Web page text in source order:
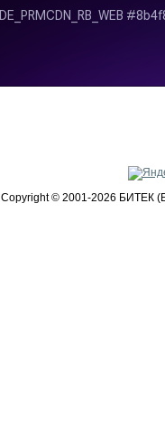
Copyright © 2001-2026 БИТЕК